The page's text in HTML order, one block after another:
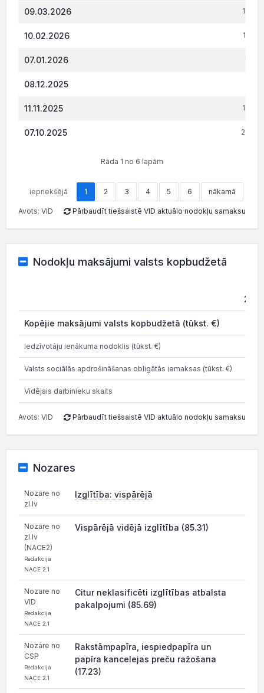
09.03.2026 1
10.02.2026 1
07.01.2026
08.12.2025
11.11.2025 1
07.10.2025 2
Rāda 1 no 6 lapām
iepriekšējā 1 2 3 4 5 6 nākamā
Avots: VID Pārbaudīt tiešsaistē VID aktuālo nodokļu samaksu
Nodokļu maksājumi valsts kopbudžetā
2025
Kopējie maksājumi valsts kopbudžetā (tūkst. €)
Iedzīvotāju ienākuma nodoklis (tūkst. €)
Valsts sociālās apdrošināšanas obligātās iemaksas (tūkst. €)
Vidējais darbinieku skaits
Avots: VID Pārbaudīt tiešsaistē VID aktuālo nodokļu samaksu
Nozares
Nozare no
zl.lv
Izglītība: vispārējā
Nozare no
zl.lv
(NACE2)
Redakcija
NACE 2.1
Vispārējā vidējā izglītība (85.31)
Nozare no
VID
Redakcija
NACE 2.1
Citur neklasificēti izglītības atbalsta
pakalpojumi (85.69)
Nozare no
CSP
Redakcija
NACE 2.1
Rakstāmpapīra, iespiedpapīra un
papīra kancelejas preču ražošana
(17.23)